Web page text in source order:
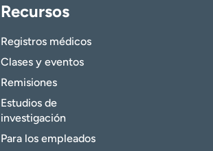
Recursos
Registros médicos
Clases y eventos
Remisiones
Estudios de
investigación
Para los empleados